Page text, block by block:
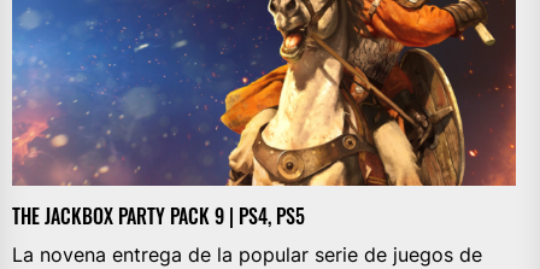
THE JACKBOX PARTY PACK 9 | PS4, PS5
La novena entrega de la popular serie de juegos de